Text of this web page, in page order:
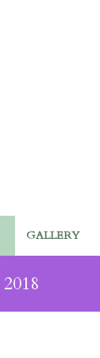
GALLERY